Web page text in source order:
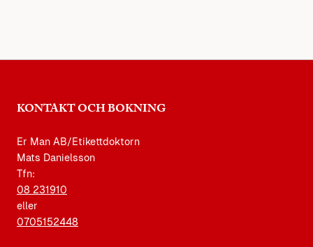
KONTAKT OCH BOKNING
Er Man AB/Etikettdoktorn
Mats Danielsson
Tfn:
08 231910
eller
0705152448